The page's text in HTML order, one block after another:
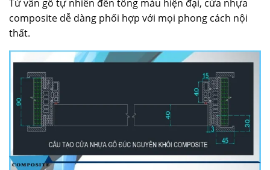
Từ vân gỗ tự nhiên đến tông màu hiện đại, cửa nhựa
composite dễ dàng phối hợp với mọi phong cách nội
thất.